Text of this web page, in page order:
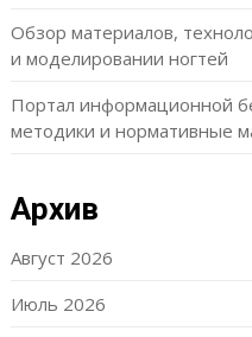
Обзор материалов,
и моделировании ногтей
Портал информационной
методики и нормативные
Архив
Август 2026
Июль 2026